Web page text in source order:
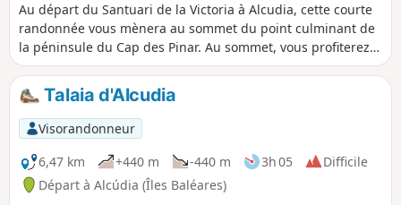
Au départ du Santuari de la Victoria à Alcudia, cette courte
randonnée vous mènera au sommet du point culminant de
la péninsule du Cap des Pinar. Au sommet, vous profiterez
d'une vue imprenable sur la Serra de Tramuntana, la
presqu’île de Formentor et les baies de Pollença et Alcudia.
Talaia d'Alcudia
Visorandonneur
6,47 km
+440 m -440 m 3h 05
Difficile
Départ à Alcúdia (Îles Baléares)